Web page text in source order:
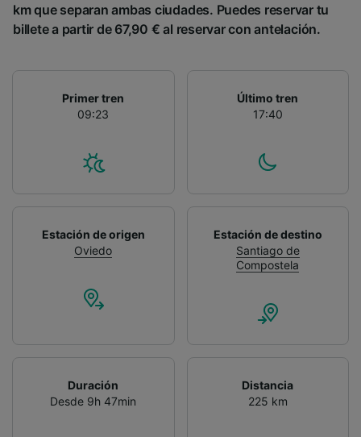
km que separan ambas ciudades. Puedes reservar tu
billete a partir de 67,90 € al reservar con antelación.
Primer tren
09:23
Último tren
17:40
Estación de origen
Oviedo
Estación de destino
Santiago de
Compostela
Duración
Desde 9h 47min
Distancia
225 km